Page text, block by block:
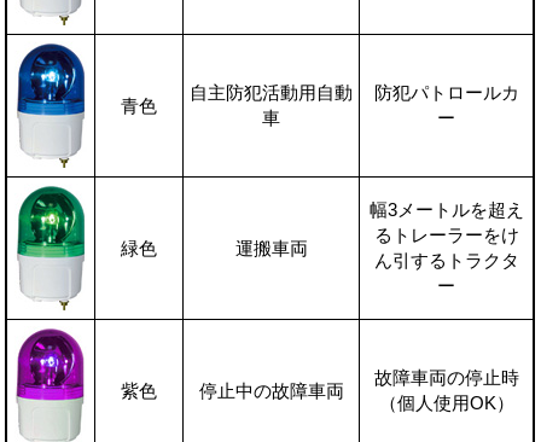
青色
自主防犯活動用自動
車
防犯パトロールカ
ー
緑色 運搬車両
幅3メートルを超え
るトレーラーをけ
ん引するトラクタ
ー
紫色 停止中の故障車両
故障車両の停止時
（個人使用OK）